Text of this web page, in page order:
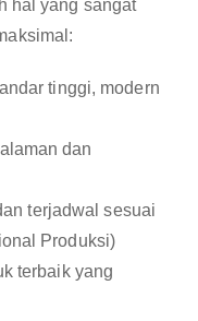
hal yang sangat
tinggi, modern
dan
terjadwal sesuai
Produksi)
terbaik yang